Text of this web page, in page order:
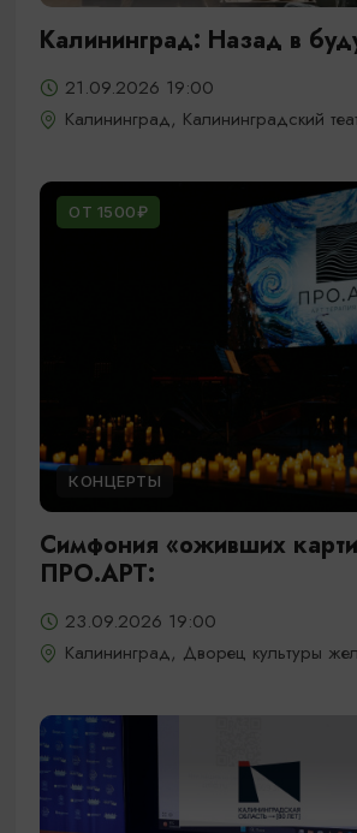
Калининград: Назад в
21.09.2026 19:00
Калининград, Калининградский
ОТ 1500₽
КОНЦЕРТЫ
Симфония «оживших
ПРО.АРТ:
23.09.2026 19:00
Калининград, Дворец культуры